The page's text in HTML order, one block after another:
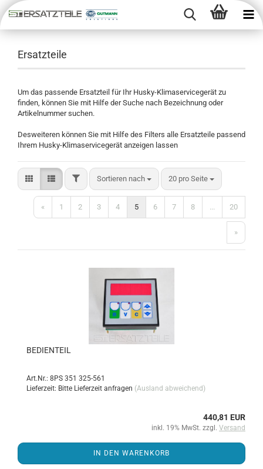
Ersatzteile
Um das passende Ersatzteil für Ihr Husky-Klimaservicegerät zu
finden, können Sie mit Hilfe der Suche nach Bezeichnung oder
Artikelnummer suchen.
Desweiteren können Sie mit Hilfe des Filters alle Ersatzteile passend
Ihrem Husky-Klimaservicegerät anzeigen lassen
Sortieren nach 20 pro Seite
« 1 2 3 4 5 6 7 8 ... 20
»
BE­DIEN­TEIL
Art.Nr.: 8PS 351 325-561
Lieferzeit: Bitte Lieferzeit anfragen (Ausland abweichend)
440,81 EUR
inkl. 19% MwSt. zzgl. Versand
IN DEN WARENKORB